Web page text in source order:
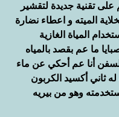
على تقنية جديدة لتقشير
الميته و اعطاء نضارة
المياة الغازية
ما عم بقصد بالمياه
السفن أنا عم أحكي عن ماء
ثاني أكسيد الكربون
وهو من بيريه